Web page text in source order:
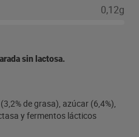
0,12g
sin lactosa.
de grasa), azúcar (6,4%),
y fermentos lácticos